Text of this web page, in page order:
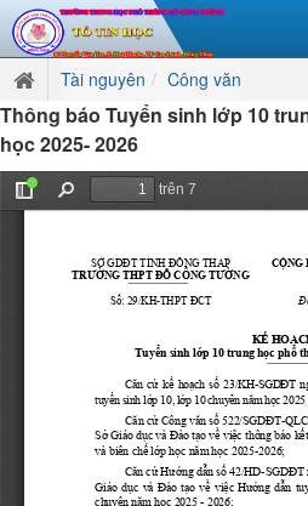
Tài nguyên Công văn
Thông báo Tuyển sinh lớp 10
học 2025- 2026